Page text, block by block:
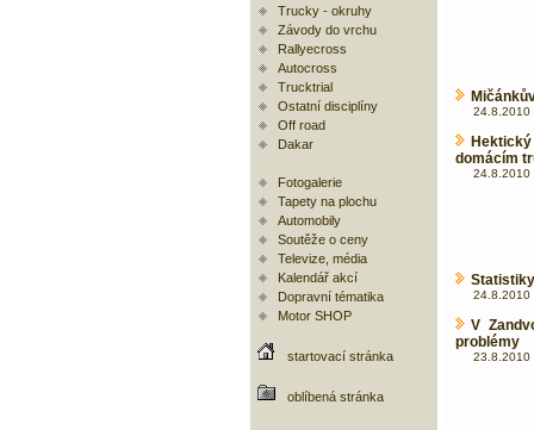
Trucky - okruhy
Závody do vrchu
Rallyecross
Autocross
Trucktrial
Ostatní disciplíny
Off road
Dakar
Fotogalerie
Tapety na plochu
Automobily
Soutěže o ceny
Televize, média
Kalendář akcí
Dopravní tématika
Motor SHOP
startovací stránka
oblíbená stránka
24.8.2010
domácím
24.8.2010
24.8.2010
V
problémy
23.8.2010